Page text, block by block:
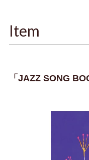
Item
「JAZZ SONG